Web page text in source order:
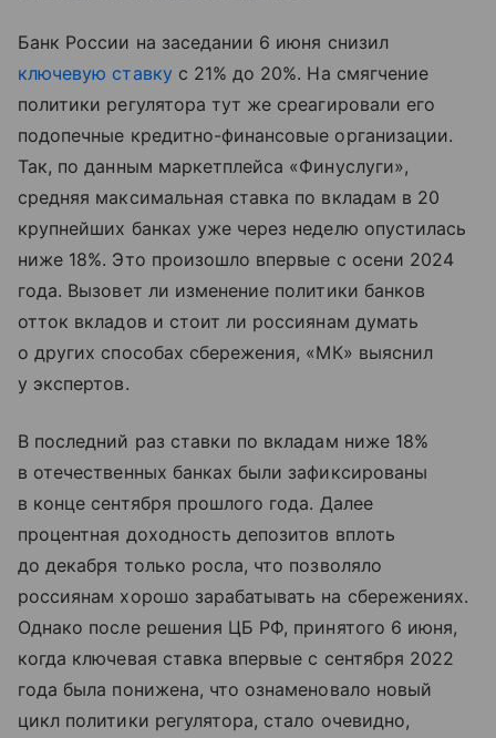
Банк России на заседании 6 июня снизил
ключевую ставку с 21% до 20%. На смягчение
политики регулятора тут же среагировали его
подопечные кредитно-финансовые организации.
Так, по данным маркетплейса «Финуслуги»,
средняя максимальная ставка по вкладам в 20
крупнейших банках уже через неделю опустилась
ниже 18%. Это произошло впервые с осени 2024
года. Вызовет ли изменение политики банков
отток вкладов и стоит ли россиянам думать
о других способах сбережения, «МК» выяснил
у экспертов.
В последний раз ставки по вкладам ниже 18%
в отечественных банках были зафиксированы
в конце сентября прошлого года. Далее
процентная доходность депозитов вплоть
до декабря только росла, что позволяло
россиянам хорошо зарабатывать на сбережениях.
Однако после решения ЦБ РФ, принятого 6 июня,
когда ключевая ставка впервые с сентября 2022
года была понижена, что ознаменовало новый
цикл политики регулятора, стало очевидно,